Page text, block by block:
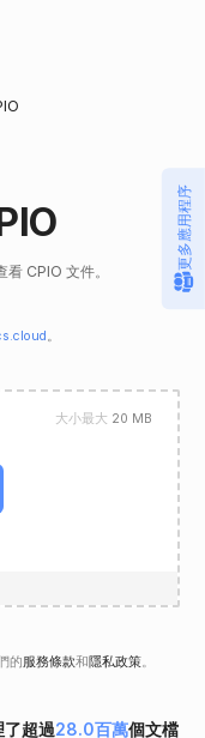
CPIO 文件。
。
大小最大 20 MB
的服務條款和隱私政策。
超過28.0百萬個文檔
更多應用程序